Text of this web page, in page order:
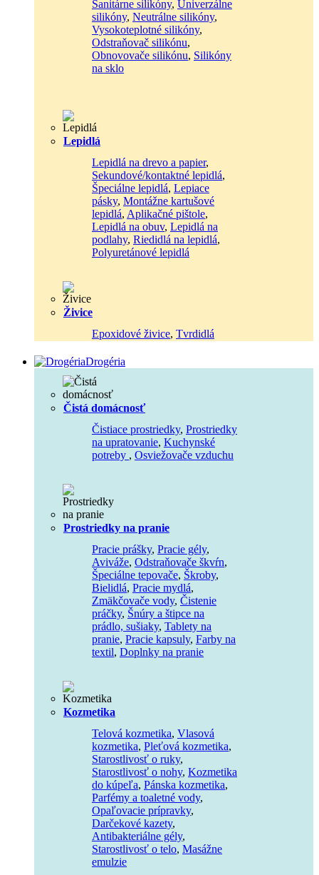
Sanitárne silikóny, Univerzálne
silikóny, Neutrálne silikóny,
Vysokoteplotné silikóny,
Odstraňovač silikónu,
Obnovovače silikónu, Silikóny
na sklo
Lepidlá
Lepidlá na drevo a papier,
Sekundové/kontaktné lepidlá,
Špeciálne lepidlá, Lepiace
pásky, Montážne kartušové
lepidlá, Aplikačné pištole,
Lepidlá na obuv, Lepidlá na
podlahy, Riedidlá na lepidlá,
Polyuretánové lepidlá
Živice
Epoxidové živice, Tvrdidlá
Drogéria
Čistá domácnosť
Čistiace prostriedky, Prostriedky
na upratovanie, Kuchynské
potreby , Osviežovače vzduchu
Prostriedky na pranie
Pracie prášky, Pracie gély,
Aviváže, Odstraňovače škvŕn,
Špeciálne tepovače, Škroby,
Bielidlá, Pracie mydlá,
Zmäkčovače vody, Čistenie
práčky, Šnúry a štipce na
prádlo, sušiaky, Tablety na
pranie, Pracie kapsuly, Farby na
textil, Doplnky na pranie
Kozmetika
Telová kozmetika, Vlasová
kozmetika, Pleťová kozmetika,
Starostlivosť o ruky,
Starostlivosť o nohy, Kozmetika
do kúpeľa, Pánska kozmetika,
Parfémy a toaletné vody,
Opaľovacie prípravky,
Darčekové kazety,
Antibakteriálne gély,
Starostlivosť o telo, Masážne
emulzie